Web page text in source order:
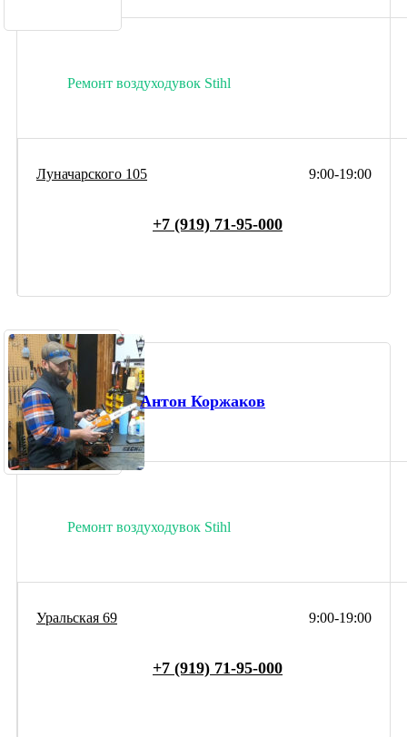
Ремонт воздуходувок Stihl
9:00-19:00
Луначарского 105
+7 (919) 71-95-000
Антон Коржаков
Ремонт воздуходувок Stihl
9:00-19:00
Уральская 69
+7 (919) 71-95-000